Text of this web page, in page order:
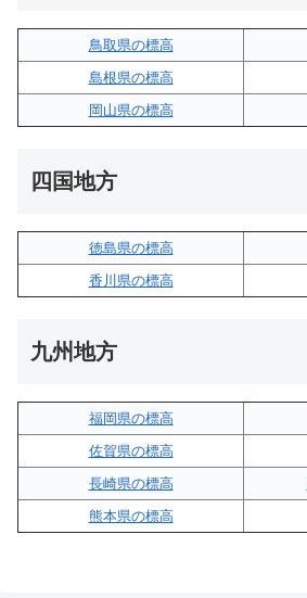
鳥取県の標高
島根県の標高
岡山県の標高
四国地方
徳島県の標高
香川県の標高
九州地方
福岡県の標高
佐賀県の標高
長崎県の標高
熊本県の標高